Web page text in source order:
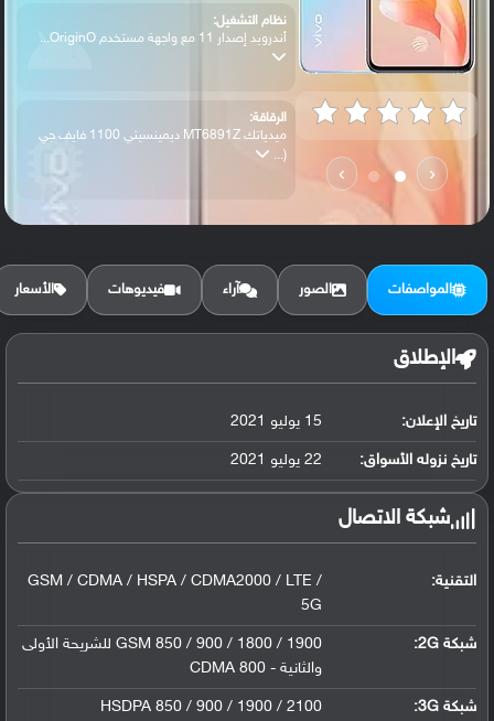
‹
›
نظام التشغيل:
أندرويد إصدار 11 مع واجهة مستخدم OriginO...
الرقاقة:
ميدياتك MT6891Z ديمينسيتي 1100 فايف جي
(...
الرام / التخزين:
البطارية:
ليثيوم بوليمر سعة 4050 مللي أمبير, غير ق...
المواصفات الصور آراء فيديوهات الأسعار
الإطلاق
تاريخ الإعلان: 15 يوليو 2021
تاريخ نزوله الأسواق: 22 يوليو 2021
شبكة الاتصال
التقنية:
GSM / CDMA / HSPA / CDMA2000 / LTE /
5G
شبكة 2G:
GSM 850 / 900 / 1800 / 1900 للشريحة الأولى
والثانية - CDMA 800
شبكة 3G :
HSDPA 850 / 900 / 1900 / 2100